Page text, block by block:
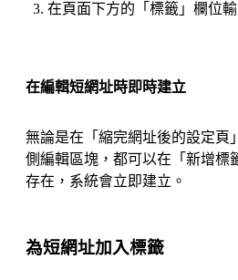
在頁面下方的「標籤」欄位
在編輯短網址時即時建立
無論是在「縮完網址後的設定頁
側編輯區塊，都可以在「新增標
存在，系統會立即建立。
為短網址加入標籤